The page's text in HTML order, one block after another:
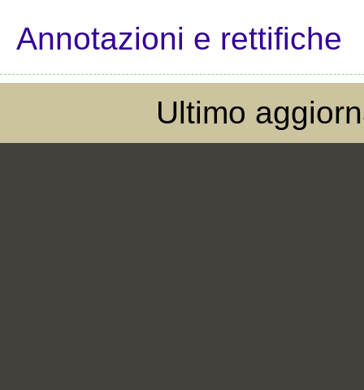
Annotazioni e rettifiche
Ultimo